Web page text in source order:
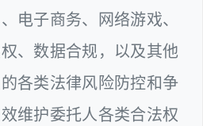
电子商务、网络游戏、
、数据合规，以及其他
各类法律风险防控和争
维护委托人各类合法权